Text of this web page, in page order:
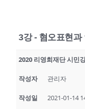
3강 - 혐오표현과
2020 리영희재단 시민
작성자 관리자
작성일 2021-01-14